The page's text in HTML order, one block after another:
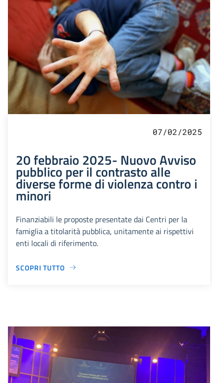
07/02/2025
20 febbraio 2025- Nuovo Avviso
pubblico per il contrasto alle
diverse forme di violenza contro i
minori
Finanziabili le proposte presentate dai Centri per la
famiglia a titolarità pubblica, unitamente ai rispettivi
enti locali di riferimento.
SCOPRI TUTTO